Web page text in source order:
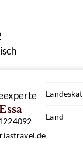
Bereich: ohne
Land